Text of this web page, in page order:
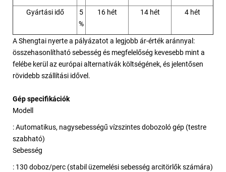
Gyártási idő
5
%
16 hét 14 hét 4 hét
A Shengtai nyerte a pályázatot a legjobb ár-érték aránnyal:
összehasonlítható sebesség és megfelelőség kevesebb mint a
felébe kerül az európai alternatívák költségének, és jelentősen
rövidebb szállítási idővel.
Gép specifikációk
Modell
: Automatikus, nagysebességű vízszintes dobozoló gép (testre
szabható)
Sebesség
: 130 doboz/perc (stabil üzemelési sebesség arcitörlők számára)